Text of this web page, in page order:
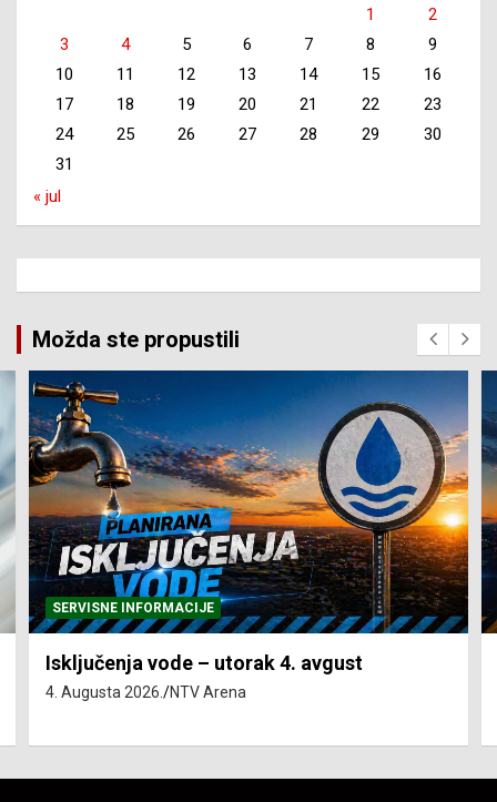
1
2
3
4 5 6 7 8
9
10
11 12 13 14 15
16
17
18 19 20 21 22
23
24
25 26 27 28 29
30
31
« jul
Možda ste propustili
SERVISNE INFORMACIJE
Isključenja vode – utorak 4. avgust
4. Augusta 2026. NTV Arena